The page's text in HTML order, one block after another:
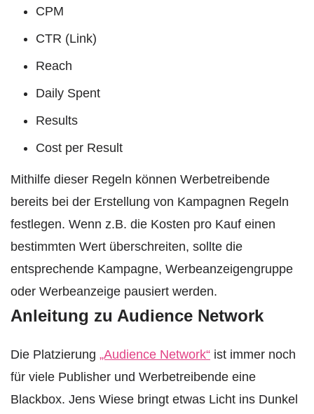
CPM
CTR (Link)
Reach
Daily Spent
Results
Cost per Result
Mithilfe dieser Regeln können Werbetreibende
bereits bei der Erstellung von Kampagnen Regeln
festlegen. Wenn z.B. die Kosten pro Kauf einen
bestimmten Wert überschreiten, sollte die
entsprechende Kampagne, Werbeanzeigengruppe
oder Werbeanzeige pausiert werden.
Anleitung zu Audience Network
Die Platzierung „Audience Network“ ist immer noch
für viele Publisher und Werbetreibende eine
Blackbox. Jens Wiese bringt etwas Licht ins Dunkel